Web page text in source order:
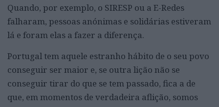
Quando, por exemplo, o SIRESP ou a E-Redes
falharam, pessoas anónimas e solidárias estiveram
lá e foram elas a fazer a diferença.
Portugal tem aquele estranho hábito de o seu povo
conseguir ser maior e, se outra lição não se
conseguir tirar do que se tem passado, fica a de
que, em momentos de verdadeira aflição, somos